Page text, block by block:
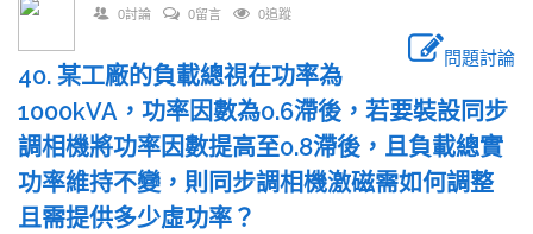
0討論 0留言 0追蹤
問題討論
40. 某工廠的負載總視在功率為
1000kVA，功率因數為0.6滯後，若要裝設同步
調相機將功率因數提高至0.8滯後，且負載總實
功率維持不變，則同步調相機激磁需如何調整
且需提供多少虛功率？